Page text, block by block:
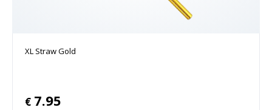
XL Straw Gold
€ 7.95